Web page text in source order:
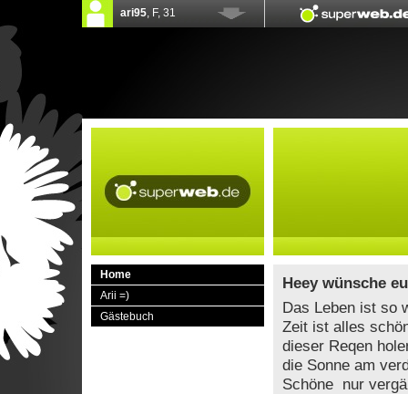
Home
Arii =)
Gästebuch
Heey wünsche
Das Leben ist so
Zeit ist alles
dieser Reqen
die Sonne am
Schöne nur